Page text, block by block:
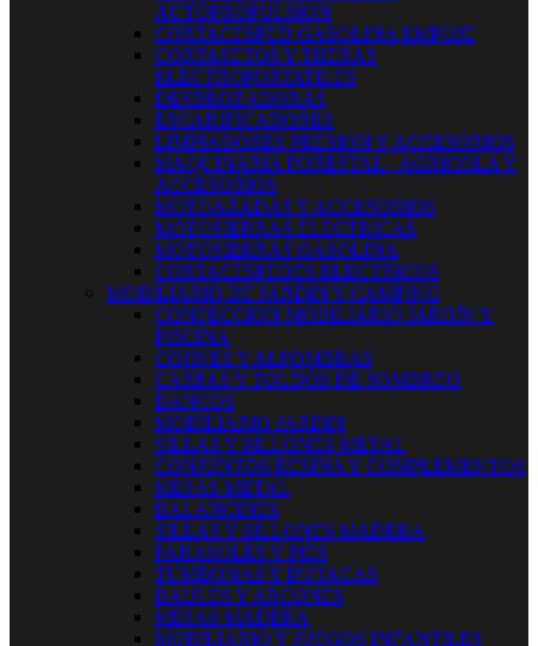
AUTOPROPULSION
CORTACESPED GASOLINA EMPUJE
CORTASETOS Y TIJERAS
ELECTROPORTATILES
DESBROZADORAS
ESCARIFICADORES
LIMPIADORES PRESION Y ACCESORIOS
MAQUINARIA FORESTAL - AGRICOLA Y
ACCESORIOS
MOTOAZADAS Y ACCESORIOS
MOTOSIERRAS ELECTRICAS
MOTOSIERRAS GASOLINA
CORTACESPEDES ELECTRICOS
MOBILIARIO DE JARDIN Y CAMPING
CONFECCION MOBILIARIO JARDÍN Y
PISCINA
COJINES Y ALFOMBRAS
CARPAS Y TOLDOS DE SOMBREO
BANCOS
MOBILIARIO JARDIN
SILLAS Y SILLONES METAL
CONJUNTOS RESINA Y COMPLEMENTOS
MESAS METAL
BALANCINES
SILLAS Y SILLONES MADERA
PARASOLES Y PIES
TUMBONAS Y BUTACAS
BAULES Y ARCONES
MESAS MADERA
MOBILIARIO Y JUEGOS INFANTILES